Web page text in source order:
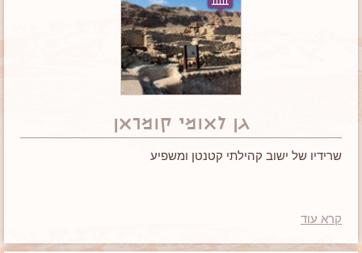
גן לאומי קומראן
שרידיו של ישוב קהילתי קטנטן ומשפיע
קרא עוד